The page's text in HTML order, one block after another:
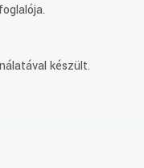
készült.